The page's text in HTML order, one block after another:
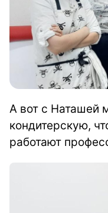
А вот с Наташей
кондитерскую,
работают